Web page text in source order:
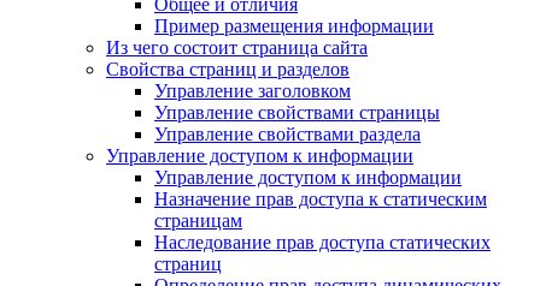
Общее и отличия
Пример размещения информации
Из чего состоит страница сайта
Свойства страниц и разделов
Управление заголовком
Управление свойствами страницы
Управление свойствами раздела
Управление доступом к информации
Управление доступом к информации
Назначение прав доступа к статическим
страницам
Наследование прав доступа статических
страниц